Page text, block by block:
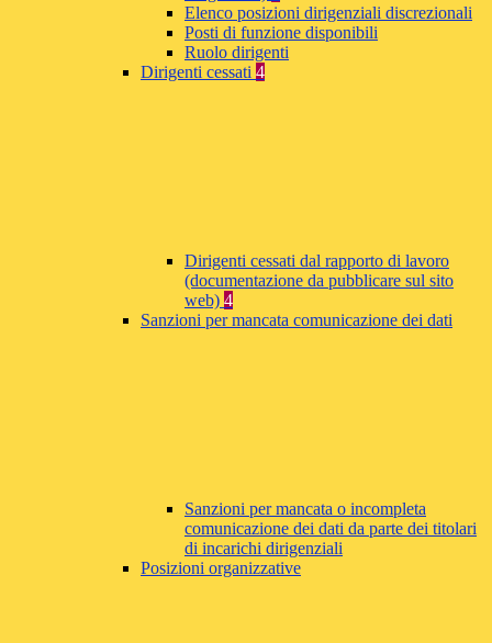
Elenco posizioni dirigenziali discrezionali
Posti di funzione disponibili
Ruolo dirigenti
Dirigenti cessati 4
Dirigenti cessati dal rapporto di lavoro
(documentazione da pubblicare sul sito
web) 4
Sanzioni per mancata comunicazione dei dati
Sanzioni per mancata o incompleta
comunicazione dei dati da parte dei titolari
di incarichi dirigenziali
Posizioni organizzative